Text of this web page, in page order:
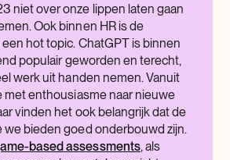
niet over onze lippen laten gaan
Ook binnen HR is de
hot topic. ChatGPT is binnen
populair geworden en terecht,
werk uit handen nemen. Vanuit
met enthousiasme naar nieuwe
vinden het ook belangrijk dat de
we bieden goed onderbouwd zijn.
based assessments, als